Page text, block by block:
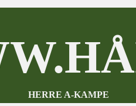
HERRE A-KAMPE